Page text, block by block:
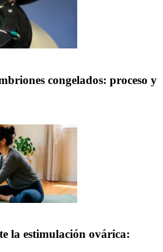
congelados: proceso y
la estimulación ovárica: